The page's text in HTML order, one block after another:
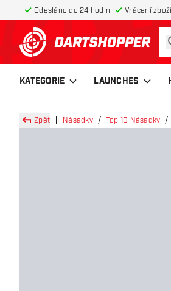
Odesláno do 24 hodin Vrácení
Zpět na hlavní
KATEGORIE LAUNCHES
Zpět Násadky Top 10 Násadky